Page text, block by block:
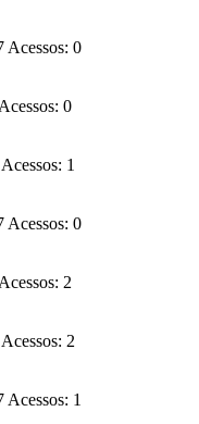
Acessos: 0
0
1
Acessos: 0
2
2
Acessos: 1